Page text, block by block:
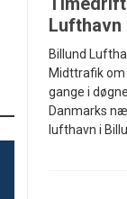
Lufthavn
Billund
Midttrafik
gange i
Danmarks
lufthavn i